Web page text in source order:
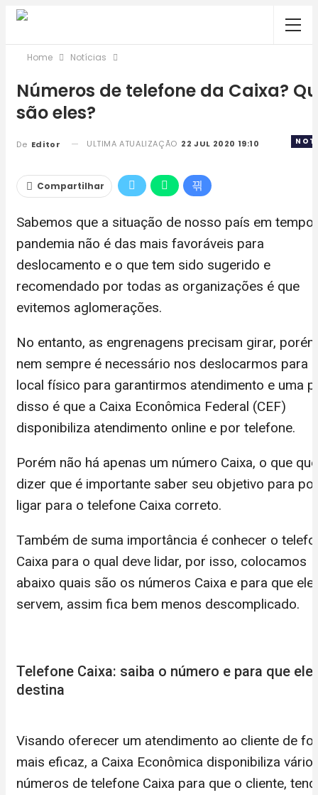
Home Notícias
Números de telefone da Caixa?
são eles?
De Editor ULTIMA ATUALIZAÇÃO 22 JUL 2020 19:10
Compartilhar
Sabemos que a situação de nosso país em
pandemia não é das mais favoráveis para
deslocamento e o que tem sido sugerido e
recomendado por todas as organizações é que
evitemos aglomerações.
No entanto, as engrenagens precisam girar,
nem sempre é necessário nos deslocarmos para
local físico para garantirmos atendimento e uma
disso é que a Caixa Econômica Federal (CEF)
disponibiliza atendimento online e por telefone.
Porém não há apenas um número Caixa, o que
dizer que é importante saber seu objetivo para
ligar para o telefone Caixa correto.
Também de suma importância é conhecer o
Caixa para o qual deve lidar, por isso, colocamos
abaixo quais são os números Caixa e para que
servem, assim fica bem menos descomplicado.
Telefone Caixa: saiba o número e para que ele
destina
Visando oferecer um atendimento ao cliente de
mais eficaz, a Caixa Econômica disponibiliza
números de telefone Caixa para que o cliente,